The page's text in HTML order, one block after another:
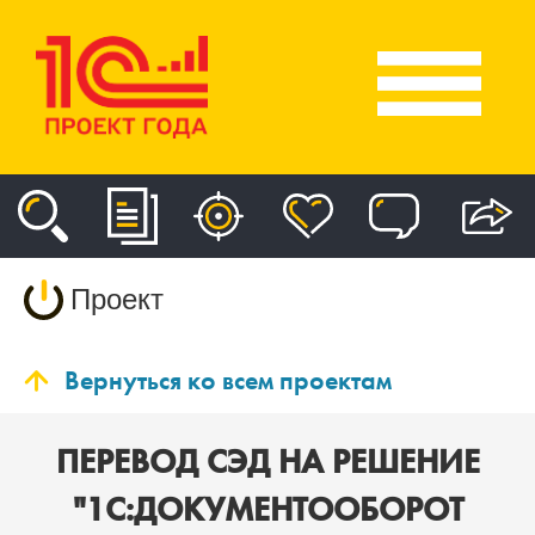
Проект
Вернуться ко всем проектам
ПЕРЕВОД СЭД НА РЕШЕНИЕ
"1С:ДОКУМЕНТООБОРОТ